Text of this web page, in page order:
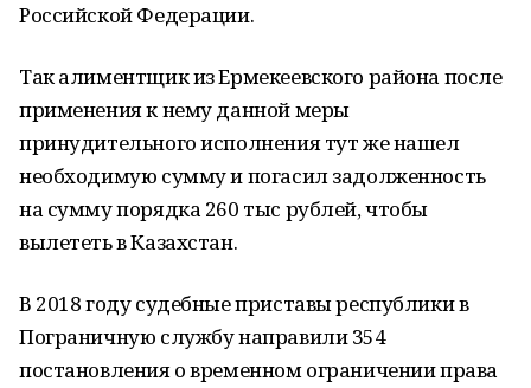
Российской Федерации.
Так алиментщик из Ермекеевского района после
применения к нему данной меры
принудительного исполнения тут же нашел
необходимую сумму и погасил задолженность
на сумму порядка 260 тыс рублей, чтобы
вылететь в Казахстан.
В 2018 году судебные приставы республики в
Пограничную службу направили 354
постановления о временном ограничении права